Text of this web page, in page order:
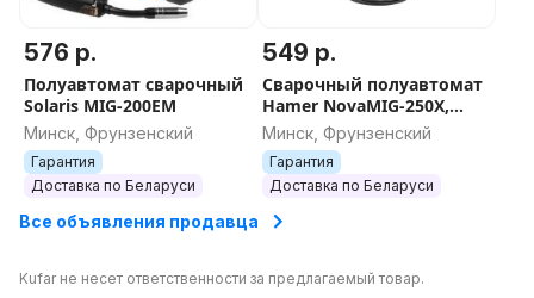
576 р.
Полуавтомат сварочный
Solaris MIG-200EM
Минск, Фрунзенский
Гарантия
Доставка по Беларуси
549 р.
Сварочный полуавтомат
Hamer NovaMIG-250X,
Z007001001000993
Минск, Фрунзенский
Гарантия
Доставка по Беларуси
Все объявления продавца
Kufar не несет ответственности за предлагаемый товар.